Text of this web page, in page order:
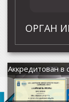
ОРГАН
Аккредитован в